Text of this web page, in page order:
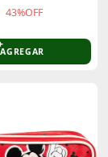
43%OFF
AGREGAR